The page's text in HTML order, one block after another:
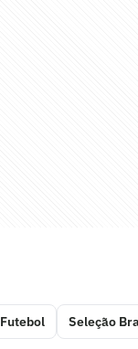
Futebol Seleção